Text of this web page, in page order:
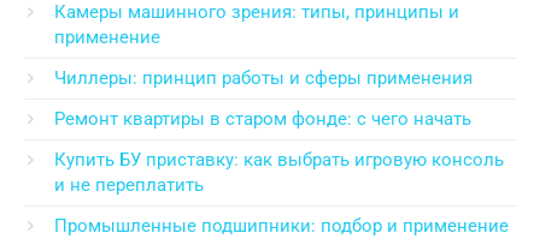
Камеры машинного зрения: типы, принципы и
применение
Чиллеры: принцип работы и сферы применения
Ремонт квартиры в старом фонде: с чего начать
Купить БУ приставку: как выбрать игровую консоль
и не переплатить
Промышленные подшипники: подбор и применение